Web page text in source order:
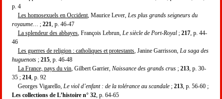
p. 4
Les homosexuels en Occident , Maurice Lever, Les plus grands seigneurs du
royaume…
; 221 , p. 46-47
La splendeur des abbayes , François Lebrun, Le siècle de Port-Royal ; 217 , p. 44-
46
Les guerres de religion : catholiques et protestants , Janine Garrisson, La saga des
huguenots ; 215 , p. 46-48
La France, pays du vin , Gilbert Garrier, Naissance des grands crus ; 213 , p. 30-
35 ; 214 , p. 92
Georges Vigarello, Le viol d’enfant : de la tolérance au scandale ; 213 , p. 56-60 ;
Les collections de L’histoire n° 32 , p. 64-65